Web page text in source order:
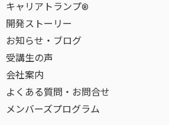
キャリアトランプ®
開発ストーリー
お知らせ・ブログ
受講生の声
会社案内
よくある質問・お問合せ
メンバーズプログラム